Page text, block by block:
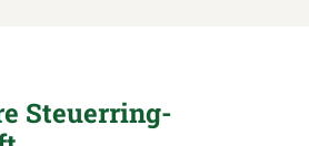
Steuerring-